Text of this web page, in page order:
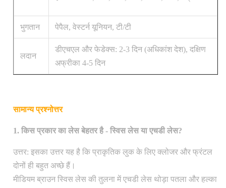
भुगतान पेपैल, वेस्टर्न यूनियन, टी/टी
लदान
डीएचएल और फेडेक्स: 2-3 दिन (अधिकांश देश), दक्षिण
अफ्रीका 4-5 दिन
सामान्य प्रश्नोत्तर
1. किस प्रकार का लेस बेहतर है - स्विस लेस या एचडी लेस?
उत्तर: इसका उत्तर यह है कि प्राकृतिक लुक के लिए क्लोजर और फ्रंटल
दोनों ही बहुत अच्छे हैं।
मीडियम ब्राउन स्विस लेस की तुलना में एचडी लेस थोड़ा पतला और हल्का